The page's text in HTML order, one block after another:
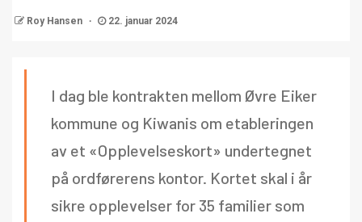
Roy Hansen 22. januar 2024
I dag ble kontrakten mellom Øvre Eiker
kommune og Kiwanis om etableringen
av et «Opplevelseskort» undertegnet
på ordførerens kontor. Kortet skal i år
sikre opplevelser for 35 familier som